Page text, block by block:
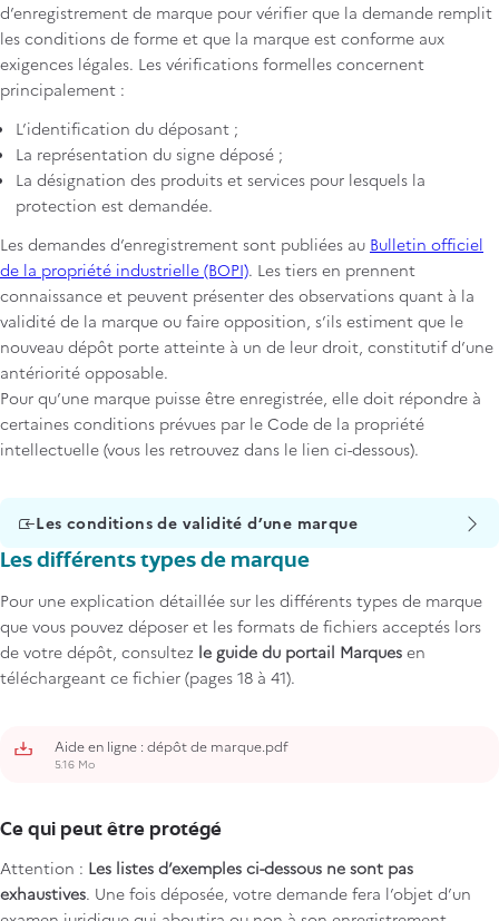
d’enregistrement de marque pour vérifier que la demande remplit
les conditions de forme et que la marque est conforme aux
exigences légales. Les vérifications formelles concernent
principalement :
L’identification du déposant ;
La représentation du signe déposé ;
La désignation des produits et services pour lesquels la
protection est demandée.
Les demandes d’enregistrement sont publiées au Bulletin officiel
de la propriété industrielle (BOPI). Les tiers en prennent
connaissance et peuvent présenter des observations quant à la
validité de la marque ou faire opposition, s’ils estiment que le
nouveau dépôt porte atteinte à un de leur droit, constitutif d’une
antériorité opposable.
Pour qu’une marque puisse être enregistrée, elle doit répondre à
certaines conditions prévues par le Code de la propriété
intellectuelle (vous les retrouvez dans le lien ci-dessous).
Les conditions de validité d’une marque
Les différents types de marque
Pour une explication détaillée sur les différents types de marque
que vous pouvez déposer et les formats de fichiers acceptés lors
de votre dépôt, consultez le guide du portail Marques en
téléchargeant ce fichier (pages 18 à 41).
Aide en ligne : dépôt de marque.pdf
5.16 Mo
Ce qui peut être protégé
Attention : Les listes d’exemples ci-dessous ne sont pas
exhaustives. Une fois déposée, votre demande fera l’objet d’un